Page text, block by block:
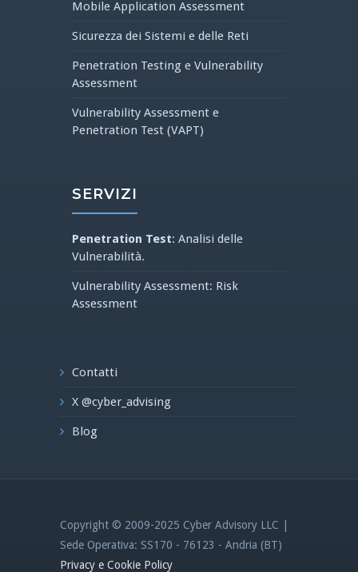
Mobile Application Assessment
Sicurezza dei Sistemi e delle Reti
Penetration Testing e Vulnerability
Assessment
Vulnerability Assessment e
Penetration Test (VAPT)
SERVIZI
Penetration Test: Analisi delle
Vulnerabilità.
Vulnerability Assessment: Risk
Assessment
Contatti
X @cyber_advising
Blog
Copyright © 2009-2025 Cyber Advisory LLC |
Sede Operativa: SS170 - 76123 - Andria (BT)
Privacy e Cookie Policy